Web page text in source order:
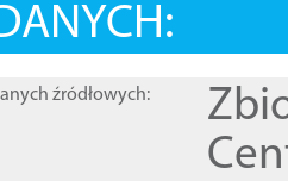
źródłowych: